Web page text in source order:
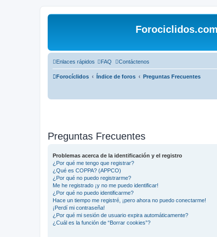
Forociclidos.com
Enlaces rápidos FAQ Contáctenos
Forocíclidos Índice de foros Preguntas Frecuentes
Preguntas Frecuentes
Problemas acerca de la identificación y el registro
¿Por qué me tengo que registrar?
¿Qué es COPPA? (APPCO)
¿Por qué no puedo registrarme?
Me he registrado ¡y no me puedo identificar!
¿Por qué no puedo identificarme?
Hace un tiempo me registré, ¡pero ahora no puedo conectarme!
¡Perdí mi contraseña!
¿Por qué mi sesión de usuario expira automáticamente?
¿Cuál es la función de “Borrar cookies”?